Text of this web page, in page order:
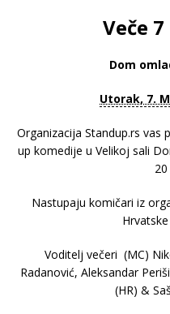
Veče
Dom
Utorak, 7.
Organizacija Standup.rs vas
up komedije u Velikoj sali
Nastupaju komičari iz
Voditelj večeri (MC)
Radanović, Aleksandar
(HR) &